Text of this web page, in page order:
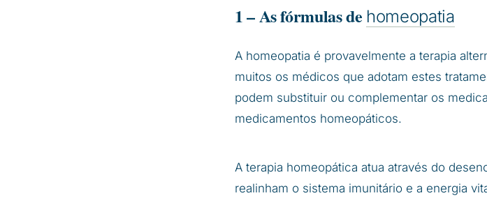
1 – As fórmulas de homeopatia
A homeopatia é provavelmente a terapia
muitos os médicos que adotam estes
podem substituir ou complementar os
medicamentos homeopáticos.
A terapia homeopática atua através do
realinham o sistema imunitário e a energia